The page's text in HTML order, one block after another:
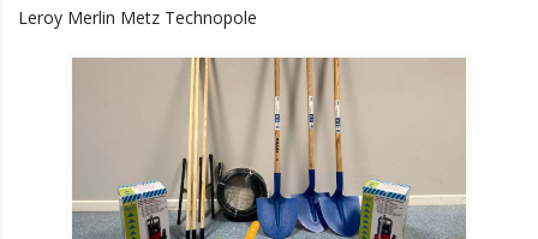
Leroy Merlin Metz Technopole